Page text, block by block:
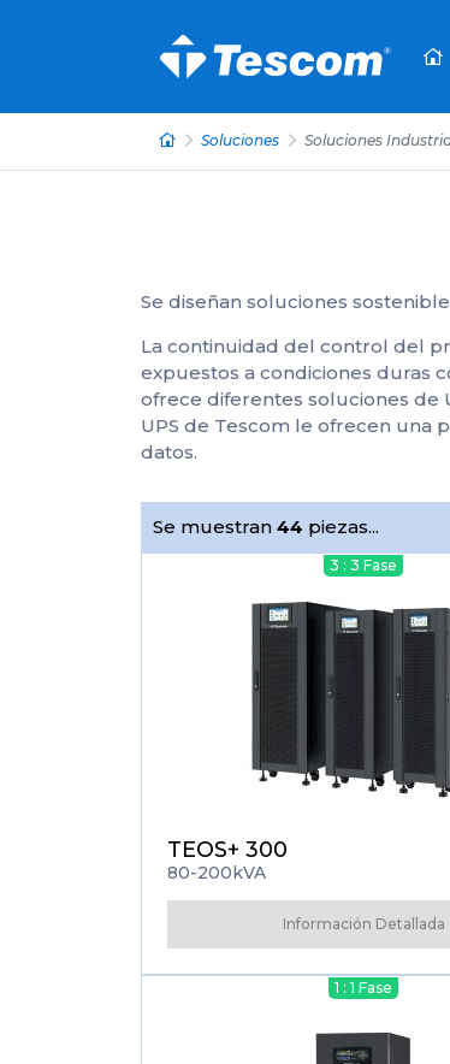
Soluciones Soluciones
Se diseñan soluciones
La continuidad del control del
expuestos a condiciones duras
ofrece diferentes soluciones de
UPS de Tescom le ofrecen una
datos.
Se muestran 44 piezas...
3 : 3 Fase
TEOS+ 300
80-200kVA
Información Detallada
1 : 1 Fase